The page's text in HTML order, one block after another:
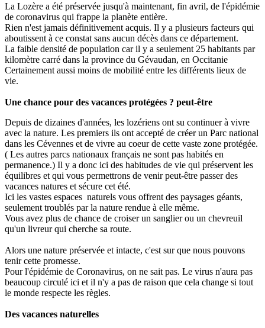
La Lozère a été préservée jusqu'à maintenant, fin avril, de l'épidémie
de coronavirus qui frappe la planète entière.
Rien n'est jamais définitivement acquis. Il y a plusieurs facteurs qui
aboutissent à ce constat sans aucun décès dans ce département.
La faible densité de population car il y a seulement 25 habitants par
kilomètre carré dans la province du Gévaudan, en Occitanie
Certainement aussi moins de mobilité entre les différents lieux de
vie.
Une chance pour des vacances protégées ? peut-être
Depuis de dizaines d'années, les lozériens ont su continuer à vivre
avec la nature. Les premiers ils ont accepté de créer un Parc national
dans les Cévennes et de vivre au coeur de cette vaste zone protégée.
( Les autres parcs nationaux français ne sont pas habités en
permanence.) Il y a donc ici des habitudes de vie qui préservent les
équilibres et qui vous permettrons de venir peut-être passer des
vacances natures et sécure cet été.
Ici les vastes espaces naturels vous offrent des paysages géants,
seulement troublés par la nature rendue à elle même.
Vous avez plus de chance de croiser un sanglier ou un chevreuil
qu'un livreur qui cherche sa route.
Alors une nature préservée et intacte, c'est sur que nous pouvons
tenir cette promesse.
Pour l'épidémie de Coronavirus, on ne sait pas. Le virus n'aura pas
beaucoup circulé ici et il n'y a pas de raison que cela change si tout
le monde respecte les règles.
Des vacances naturelles